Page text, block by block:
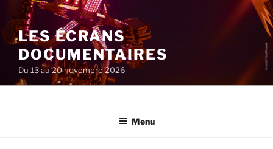
au
contenu
principal
LES ÉCRANS
DOCUMENTAIRES
Du 13 au 20 novembre 2026
Menu